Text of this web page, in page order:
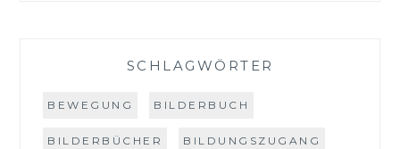
SCHLAGWÖRTER
BEWEGUNG BILDERBUCH
BILDERBÜCHER BILDUNGSZUGANG